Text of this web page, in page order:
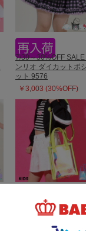
7/30～30%OFF SALE
ンリオ ダイカットポ
ット 9576
￥3,003 (30%OFF)
SALE オーロラショ
ーバッグ 9410
￥1,595 (50%OFF)